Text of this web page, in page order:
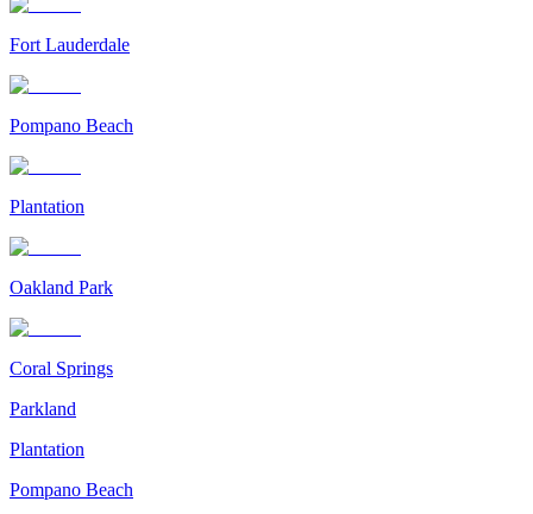
Fort Lauderdale
Pompano Beach
Plantation
Oakland Park
Coral Springs
Parkland
Plantation
Pompano Beach